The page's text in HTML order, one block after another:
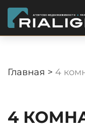
Главная > 4
4